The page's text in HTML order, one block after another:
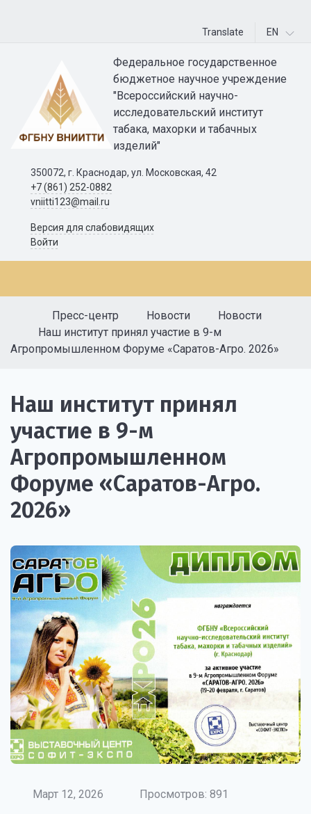
Translate EN
Федеральное государственное
бюджетное научное учреждение
"Всероссийский научно-
исследовательский институт
табака, махорки и табачных
изделий"
350072, г. Краснодар, ул. Московская, 42
+7 (861) 252-0882
vniitti123@mail.ru
Версия для слабовидящих
Войти
Пресс-центр Новости
Новости
Наш институт принял участие в 9-м
Агропромышленном Форуме «Саратов-Агро. 2026»
Наш институт принял
участие в 9-м
Агропромышленном
Форуме «Саратов-Агро.
2026»
Март 12, 2026 Просмотров: 891